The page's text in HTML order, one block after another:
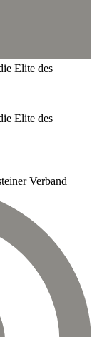
Elite des
Elite des
Verband